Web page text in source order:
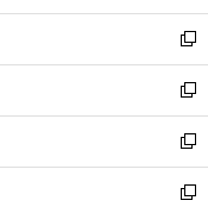
開
く
ウ
で
開
く
ン
ド
ウ
で
開
く
ウ
ィ
ン
ド
ウ
で
開
く
新
し
い
ウ
ィ
ン
ド
新
し
い
ウ
ィ
新
し
い
新